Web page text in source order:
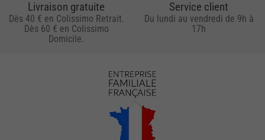
Livraison gratuite
Dès 40 € en Colissimo Retrait.
Dès 60 € en Colissimo
Domicile.
Service client
Du lundi au vendredi de 9h à
17h